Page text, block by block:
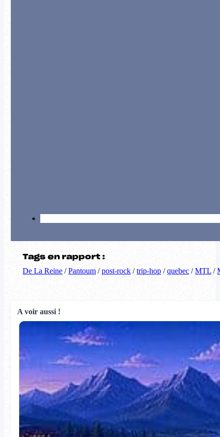
Tags en rapport :
De La Reine /Pantoum /post-rock /trip-hop /quebec /MTL /
A voir aussi !